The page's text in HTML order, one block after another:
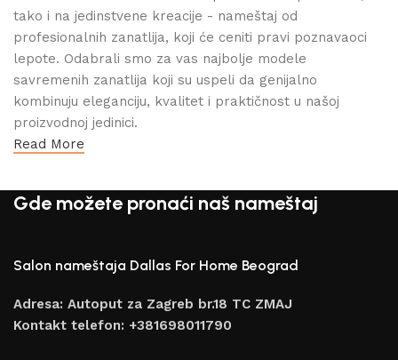
tako i na jedinstvene kreacije - nameštaj od
profesionalnih zanatlija, koji će ceniti pravi poznavaoci
lepote. Odabrali smo za vas najbolje modele
savremenih zanatlija koji su uspeli da genijalno
kombinuju eleganciju, kvalitet i praktičnost u našoj
proizvodnoj jedinici.
Read More
Gde možete pronaći naš nameštaj
Salon nameštaja Dallas For Home Beograd
Adresa: Autoput za Zagreb br.18 TC ZMAJ
Kontakt telefon: +381698011790